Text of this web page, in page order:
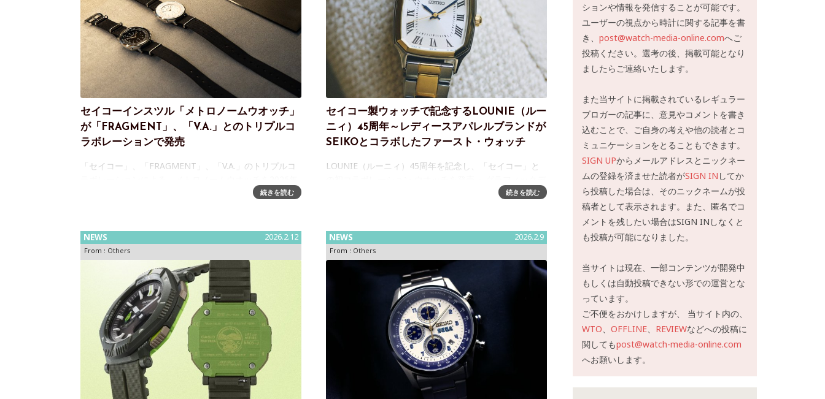
セイコーインスツル「メトロノームウオッチ」
が「FRAGMENT」、「V.A.」とのトリプルコ
ラボレーションで発売
「セイコー」、「FRAGMENT」、「V.A.」のトリプルコ
2月11日（水）より発売株式会社ジュンが運営するコンセ
続きを読む
セイコー製ウォッチで記念するLOUNIE（ルー
ニィ）45周年～レディースアパレルブランドが
SEIKOとコラボしたファースト・ウォッチ
LOUNIE（ルーニィ）45周年を記念し、「セイコー」と
ザイナー小林一毅氏による特別なBOXに包まれた「新し
続きを読む
NEWS 2026.2.12
From : Others
NEWS 2026.2.9
From : Others
ションや情報を発信することが可能です。
ユーザーの視点から時計に関する記事を書
き、 post@watch-media-online.comへご
投稿ください。選考の後、掲載可能となり
ましたらご連絡いたします。
また当サイトに掲載されているレギュラー
ブロガーの記事に、意見やコメントを書き
込むことで、ご自身の考えや他の読者とコ
ミュニケーションをとることもできます。
SIGN UPからメールアドレスとニックネー
ムの登録を済ませた読者がSIGN IN してか
ら投稿した場合は、そのニックネームが投
稿者として表示されます。また、匿名でコ
メントを残したい場合はSIGN INしなくと
も投稿が可能になりました。
当サイトは現在、一部コンテンツが開発中
もしくは自動投稿できない形での運営とな
っています。
ご不便をおかけしますが、 当サイト内の、
WTO
OFFLINE REVIEWなどへの投稿に
関してもpost@watch-media-online.com
へお願いします。